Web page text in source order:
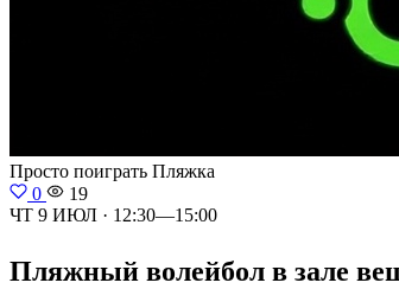
Просто поиграть Пляжка
0
19
ЧТ 9 ИЮЛ · 12:30—15:00
Пляжный волейбол в зале